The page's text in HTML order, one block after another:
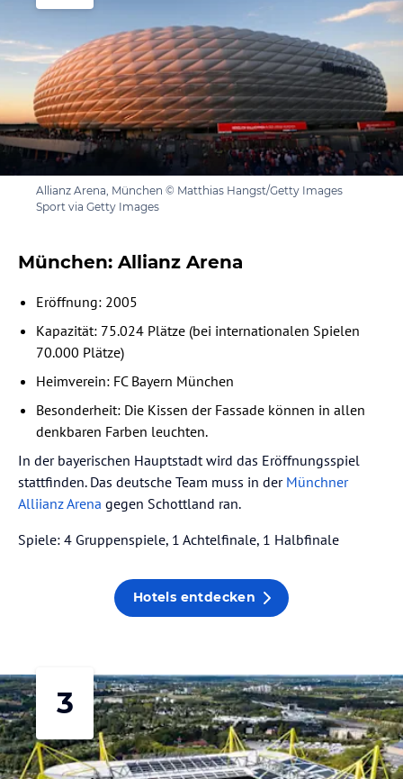
Allianz Arena, München © Matthias Hangst/Getty Images
Sport via Getty Images
München: Allianz Arena
Eröffnung: 2005
Kapazität: 75.024 Plätze (bei internationalen Spielen
70.000 Plätze)
Heimverein: FC Bayern München
Besonderheit: Die Kissen der Fassade können in allen
denkbaren Farben leuchten.
In der bayerischen Hauptstadt wird das Eröffnungsspiel
stattfinden. Das deutsche Team muss in der Münchner
Alliianz Arena gegen Schottland ran.
Spiele: 4 Gruppenspiele, 1 Achtelfinale, 1 Halbfinale
Hotels entdecken
3